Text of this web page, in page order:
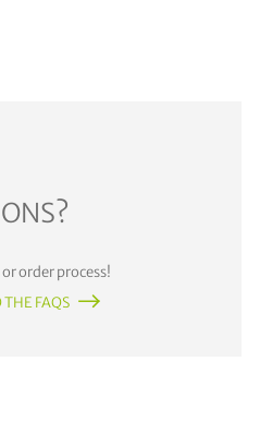
order process!
THE FAQS